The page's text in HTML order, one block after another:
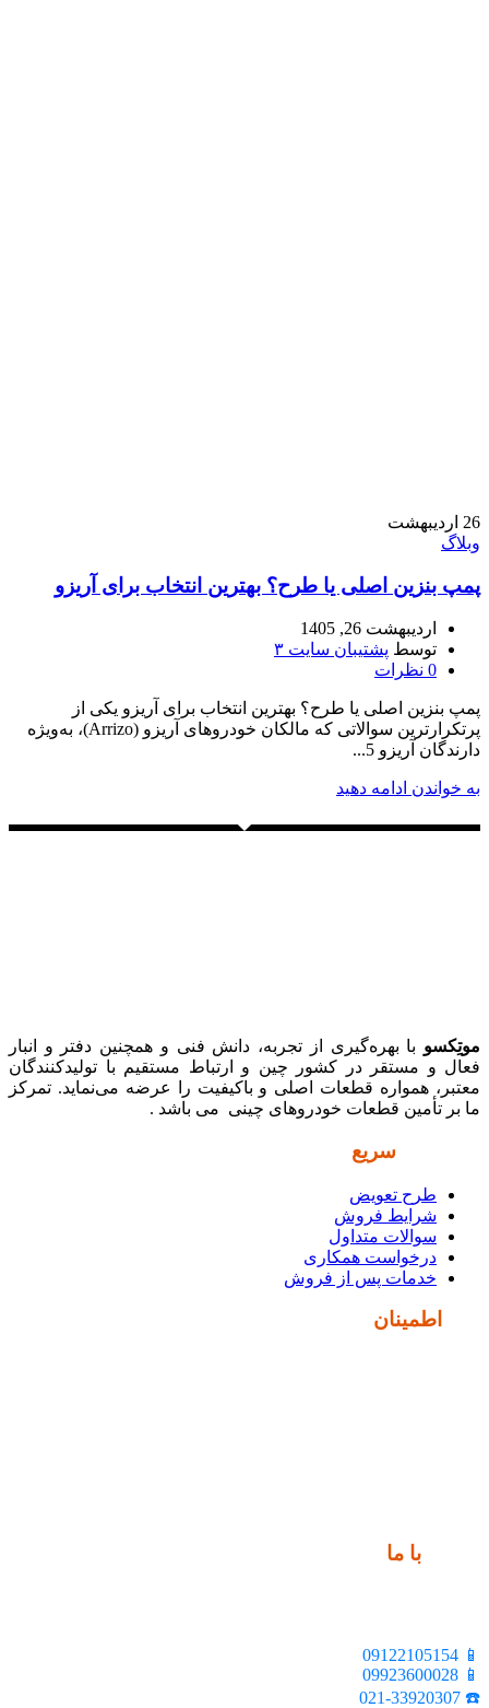
26 اردیبهشت
وبلاگ
پمپ بنزین اصلی یا طرح؟ بهترین انتخاب برای آریزو
اردیبهشت 26, 1405
توسط پشتیبان سایت ۳
0 نظرات
پمپ بنزین اصلی یا طرح؟ بهترین انتخاب برای آریزو یکی از
پرتکرارترین سوالاتی که مالکان خودروهای آریزو (Arrizo)، به‌ویژه
دارندگان آریزو 5...
به خواندن ادامه دهید
موتِکسو با بهره‌گیری از تجربه، دانش فنی و همچنین دفتر و انبار
فعال و مستقر در کشور چین و ارتباط مستقیم با تولیدکنندگان
معتبر، همواره قطعات اصلی و باکیفیت را عرضه می‌نماید. تمرکز
ما بر تأمین قطعات خودروهای چینی می باشد .
سریع
طرح تعویض
شرایط فروش
سوالات متداول
درخواست همکاری
خدمات پس از فروش
اطمینان
با ما
📱 09122105154
📱 09923600028
☎️ 021-33920307